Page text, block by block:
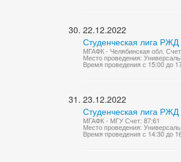
22.12.2022
Студенческая лига
МГАФК - Челябинская обл.
Место проведения:
Время проведения с 15:00 до
23.12.2022
Студенческая лига
МГАФК - МГУ Счет: 87:61
Место проведения:
Время проведения с 14:30 до